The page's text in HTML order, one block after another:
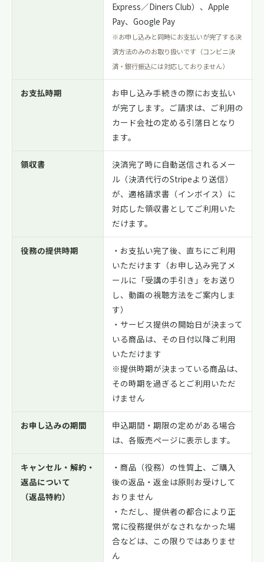
Express／Diners Club）、Apple
Pay、Google Pay
※お申し込みと同時にお支払いが完了する決
済方法のみのお取り扱いです（コンビニ決
済・銀行振込には対応しておりません）
お支払時期
お申し込み手続きの際にお支払い
が完了します。ご請求は、ご利用の
カード会社の定める引落日となり
ます。
領収書
決済完了時に自動送信されるメー
ル（決済代行のStripeより送信）
が、適格請求書（インボイス）に
対応した領収書としてご利用いた
だけます。
役務の提供時期
・お支払い完了後、直ちにご利用
いただけます（お申し込み完了メ
ールに「受講の手引き」をお送り
し、動画の視聴方法をご案内しま
す）
・サービス提供の開始日が決まって
いる商品は、その日付以降ご利用
いただけます
※提供時期が決まっている商品は、
その時期を過ぎるとご利用いただ
けません
お申し込みの期間
申込期間・期限の定めがある場合
は、各販売ページに表示します。
キャンセル・解約・
返品について
（返品特約）
・商品（役務）の性質上、ご購入
後の返品・返金は原則お受けして
おりません
・ただし、提供者の都合により正
常に役務提供がなされなかった場
合などは、この限りではありませ
ん